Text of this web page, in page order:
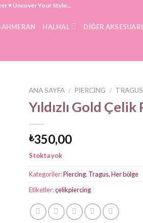
♥ Uncover Your Style...
HALHAL DIĞER
ANA SAYFA / PIERCING /
Yıldızlı Gold
₺350,00
Stokta yok
Kategoriler:Piercing, Tragus, Her bölge
Etiketler:çelikpiercing